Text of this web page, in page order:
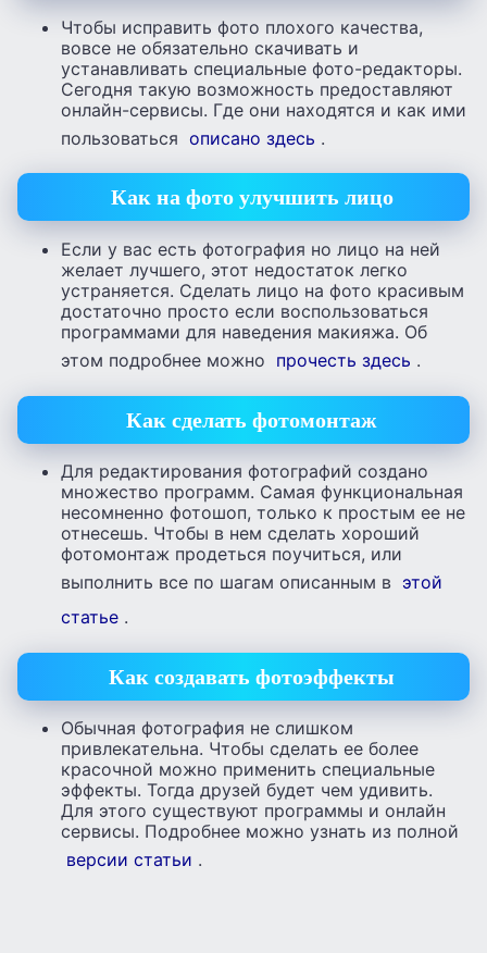
Чтобы исправить фото плохого качества,
вовсе не обязательно скачивать и
устанавливать специальные фото-редакторы.
Сегодня такую возможность предоставляют
онлайн-сервисы. Где они находятся и как ими
пользоваться описано здесь .
Как на фото улучшить лицо
Если у вас есть фотография но лицо на ней
желает лучшего, этот недостаток легко
устраняется. Сделать лицо на фото красивым
достаточно просто если воспользоваться
программами для наведения макияжа. Об
этом подробнее можно прочесть здесь .
Как сделать фотомонтаж
Для редактирования фотографий создано
множество программ. Самая функциональная
несомненно фотошоп, только к простым ее не
отнесешь. Чтобы в нем сделать хороший
фотомонтаж продеться поучиться, или
выполнить все по шагам описанным в этой
статье .
Как создавать фотоэффекты
Обычная фотография не слишком
привлекательна. Чтобы сделать ее более
красочной можно применить специальные
эффекты. Тогда друзей будет чем удивить.
Для этого существуют программы и онлайн
сервисы. Подробнее можно узнать из полной
версии статьи .